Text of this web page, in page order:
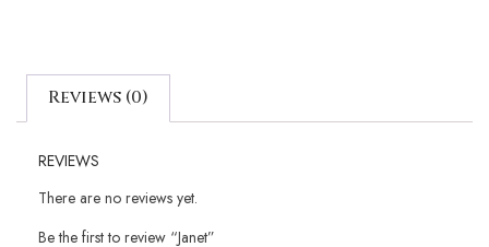
Reviews (0)
REVIEWS
There are no reviews yet.
Be the first to review “Janet”